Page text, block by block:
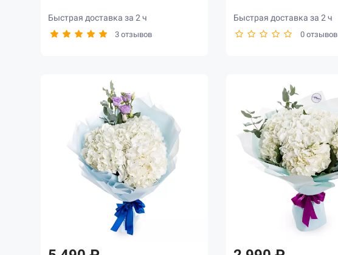
Быстрая доставка за 2 ч
3 отзывов
Быстрая доставка за 2 ч
0 отзывов